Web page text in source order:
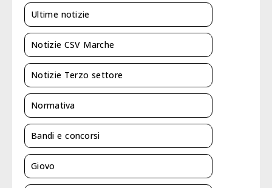
Ultime notizie
Notizie CSV Marche
Notizie Terzo settore
Normativa
Bandi e concorsi
Giovo